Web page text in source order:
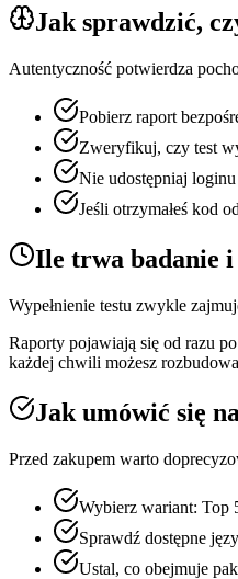
Jak sprawdzić,
Autentyczność potwierdza
Pobierz raport
Zweryfikuj, czy test
Nie udostępniaj
Jeśli otrzymałeś kod
Ile trwa badanie
Wypełnienie testu zwykle
Raporty pojawiają się od razu
każdej chwili możesz
Jak umówić się
Przed zakupem warto
Wybierz wariant: Top
Sprawdź dostępne
Ustal, co obejmuje